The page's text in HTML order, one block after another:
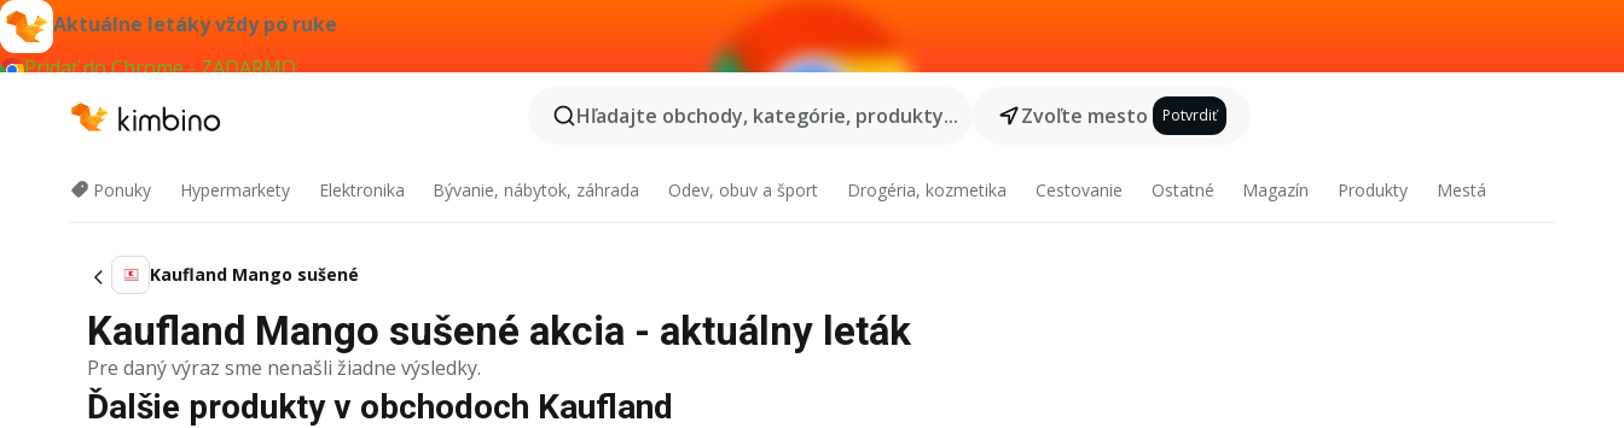
Aktuálne letáky vždy po ruke
Pridať do Chrome - ZADARMO
Hľadajte obchody, kategórie, produkty...
Zvoľte mesto Potvrdiť
Ponuky Hypermarkety Elektronika Bývanie, nábytok, záhrada Odev, obuv a šport Drogéria, kozmetika Cestovanie Ostatné Magazín Produkty Mestá
Kaufland Mango sušené
Kaufland Mango sušené akcia - aktuálny leták
Pre daný výraz sme nenašli žiadne výsledky.
Ďalšie produkty v obchodoch Kaufland